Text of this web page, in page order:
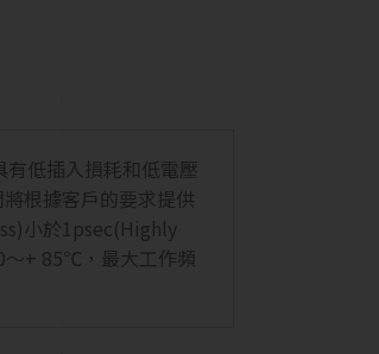
低插入損耗和低電壓
根據客戶的要求提供
小於1psec(Highly
〜+ 85℃，最大工作頻